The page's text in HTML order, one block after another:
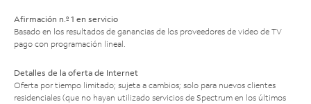
Afirmación n.º 1 en servicio
Basado en los resultados de ganancias de los proveedores de video de TV
pago con programación lineal.
Detalles de la oferta de Internet
Oferta por tiempo limitado; sujeta a cambios; solo para nuevos clientes
residenciales (que no hayan utilizado servicios de Spectrum en los últimos